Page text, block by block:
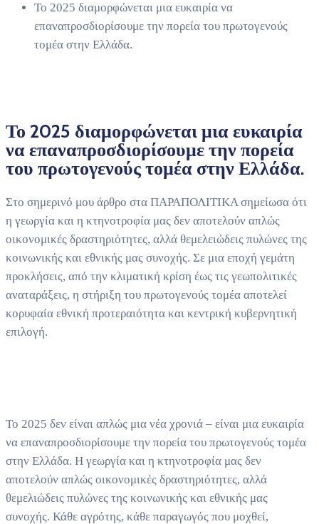
Το 2025 διαμορφώνεται μια ευκαιρία να
επαναπροσδιορίσουμε την πορεία του πρωτογενούς
τομέα στην Ελλάδα.
Το 2025 διαμορφώνεται μια ευκαιρία
να επαναπροσδιορίσουμε την πορεία
του πρωτογενούς τομέα στην Ελλάδα.
Στο σημερινό μου άρθρο στα ΠΑΡΑΠΟΛΙΤΙΚΑ σημείωσα ότι
η γεωργία και η κτηνοτροφία μας δεν αποτελούν απλώς
οικονομικές δραστηριότητες, αλλά θεμελειώδεις πυλώνες της
κοινωνικής και εθνικής μας συνοχής. Σε μια εποχή γεμάτη
προκλήσεις, από την κλιματική κρίση έως τις γεωπολιτικές
αναταράξεις, η στήριξη του πρωτογενούς τομέα αποτελεί
κορυφαία εθνική προτεραιότητα και κεντρική κυβερνητική
επιλογή.
Το 2025 δεν είναι απλώς μια νέα χρονιά – είναι μια ευκαιρία
να επαναπροσδιορίσουμε την πορεία του πρωτογενούς τομέα
στην Ελλάδα. Η γεωργία και η κτηνοτροφία μας δεν
αποτελούν απλώς οικονομικές δραστηριότητες, αλλά
θεμελιώδεις πυλώνες της κοινωνικής και εθνικής μας
συνοχής. Κάθε αγρότης, κάθε παραγωγός που μοχθεί,